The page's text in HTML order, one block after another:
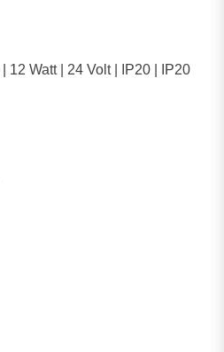
12 Watt | 24 Volt | IP20 | IP20